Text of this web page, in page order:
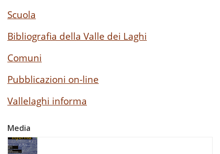
Scuola
Bibliografia della Valle dei Laghi
Comuni
Pubblicazioni on-line
Vallelaghi informa
Media